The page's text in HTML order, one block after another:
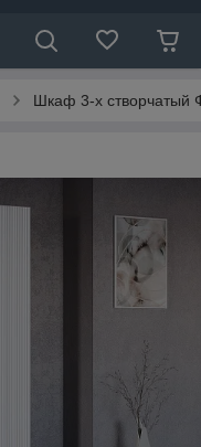
Шкаф 3-х створчатый